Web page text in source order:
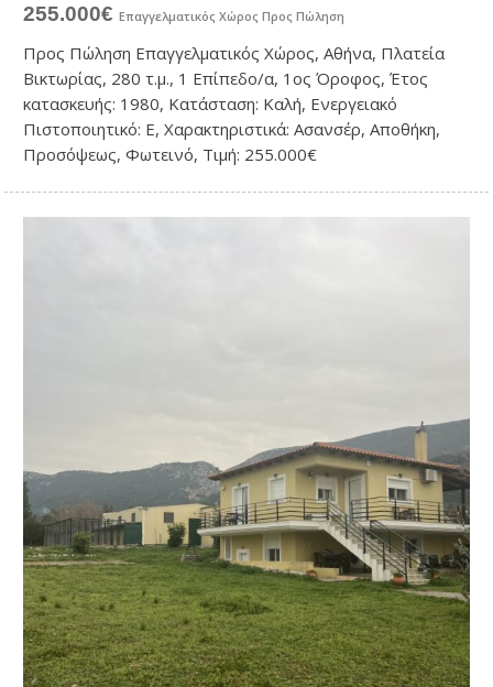
255.000€Επαγγελματικός Χώρος Προς Πώληση
Προς Πώληση Επαγγελματικός Χώρος, Αθήνα, Πλατεία
Βικτωρίας, 280 τ.μ., 1 Επίπεδο/α, 1ος Όροφος, Έτος
κατασκευής: 1980, Κατάσταση: Καλή, Ενεργειακό
Πιστοποιητικό: Ε, Χαρακτηριστικά: Ασανσέρ, Αποθήκη,
Προσόψεως, Φωτεινό, Τιμή: 255.000€